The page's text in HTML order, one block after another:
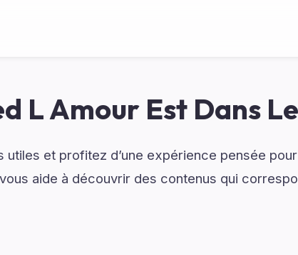
L Amour Est Dans
utiles et profitez d’une expérience pensée
aide à découvrir des contenus qui